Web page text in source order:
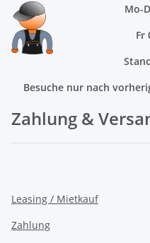
Mo-
Fr
Besuche nur nach
Zahlung &
Leasing / Mietkauf
Zahlung